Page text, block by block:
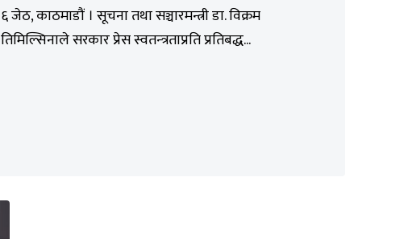
६ जेठ, काठमाडौं । सूचना तथा सञ्चारमन्त्री डा. विक्रम
तिमिल्सिनाले सरकार प्रेस स्वतन्‍त्रताप्रति प्रतिबद्ध...